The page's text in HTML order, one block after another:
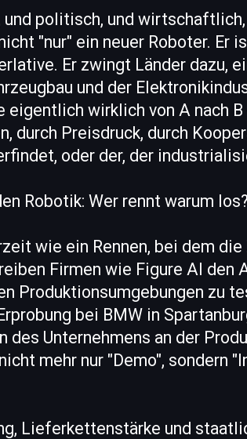
und politisch, und
"nur" ein neuer Roboter. Er
Er zwingt Länder dazu,
und der
eigentlich wirklich von A nach
durch Preisdruck, durch
oder der, der
Robotik: Wer rennt warum los?
wie ein Rennen, bei dem
Firmen wie Figure AI den
Produktionsumgebungen zu
bei BMW in
des Unternehmens an der
mehr nur "Demo", sondern
Lieferkettenstärke und